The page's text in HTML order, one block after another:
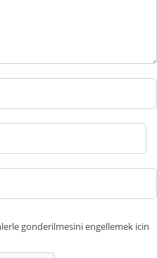
gonderilmesini engellemek icin